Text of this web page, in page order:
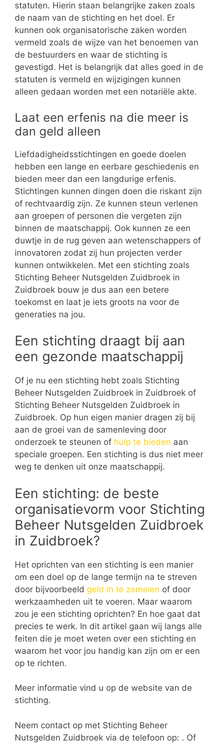
statuten. Hierin staan belangrijke zaken zoals
de naam van de stichting en het doel. Er
kunnen ook organisatorische zaken worden
vermeld zoals de wijze van het benoemen van
de bestuurders en waar de stichting is
gevestigd. Het is belangrijk dat alles goed in de
statuten is vermeld en wijzigingen kunnen
alleen gedaan worden met een notariële akte.
Laat een erfenis na die meer is
dan geld alleen
Liefdadigheidsstichtingen en goede doelen
hebben een lange en eerbare geschiedenis en
bieden meer dan een langdurige erfenis.
Stichtingen kunnen dingen doen die riskant zijn
of rechtvaardig zijn. Ze kunnen steun verlenen
aan groepen of personen die vergeten zijn
binnen de maatschappij. Ook kunnen ze een
duwtje in de rug geven aan wetenschappers of
innovatoren zodat zij hun projecten verder
kunnen ontwikkelen. Met een stichting zoals
Stichting Beheer Nutsgelden Zuidbroek in
Zuidbroek bouw je dus aan een betere
toekomst en laat je iets groots na voor de
generaties na jou.
Een stichting draagt bij aan
een gezonde maatschappij
Of je nu een stichting hebt zoals Stichting
Beheer Nutsgelden Zuidbroek in Zuidbroek of
Stichting Beheer Nutsgelden Zuidbroek in
Zuidbroek. Op hun eigen manier dragen zij bij
aan de groei van de samenleving door
onderzoek te steunen of hulp te bieden aan
speciale groepen. Een stichting is dus niet meer
weg te denken uit onze maatschappij.
Een stichting: de beste
organisatievorm voor Stichting
Beheer Nutsgelden Zuidbroek
in Zuidbroek?
Het oprichten van een stichting is een manier
om een doel op de lange termijn na te streven
door bijvoorbeeld geld in te zamelen of door
werkzaamheden uit te voeren. Maar waarom
zou je een stichting oprichten? En hoe gaat dat
precies te werk. In dit artikel gaan wij langs alle
feiten die je moet weten over een stichting en
waarom het voor jou handig kan zijn om er een
op te richten.
Meer informatie vind u op de website van de
stichting.
Neem contact op met Stichting Beheer
Nutsgelden Zuidbroek via de telefoon op: . Of